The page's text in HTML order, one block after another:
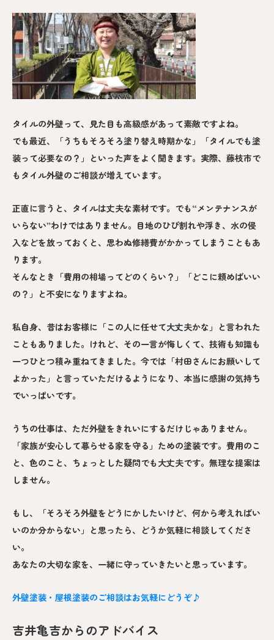
タイルの外壁って、見た目も高級感があって素敵ですよね。
でも最近、「うちもそろそろ塗り替え時期かな」「タイルでも塗
装って必要なの？」といった声をよく聞きます。実際、藤枝市で
もタイル外壁のご相談が増えています。
正直に言うと、タイルは丈夫な素材です。でも“メンテナンスが
いらない”わけではありません。目地のひび割れや浮き、水の侵
入などを放っておくと、思わぬ修繕費がかかってしまうこともあ
ります。
そんなとき「費用の相場ってどのくらい？」「どこに頼めばいい
の？」と不安になりますよね。
私自身、昔はお客様に「この人に任せて大丈夫かな」と言われた
こともありました。けれど、その一言が悔しくて、技術も知識も
一つひとつ積み重ねてきました。今では「村田さんにお願いして
よかった」と言っていただけるようになり、本当に感謝の気持ち
でいっぱいです。
うちの仕事は、ただ外壁をきれいにするだけじゃありません。
「家族が安心して暮らせる家を守る」ための塗装です。費用のこ
と、色のこと、ちょっとした疑問でも大丈夫です。無理な提案は
しません。
もし、「そろそろ外壁をどうにかしたいけど、何から考えればい
いのか分からない」と思ったら、どうか気軽に相談してくださ
い。
あなたの大切な家を、一緒に守っていきたいと思っています。
外壁塗装・屋根塗装のご相談はお気軽にどうぞ♪
吉井亀吉からのアドバイス